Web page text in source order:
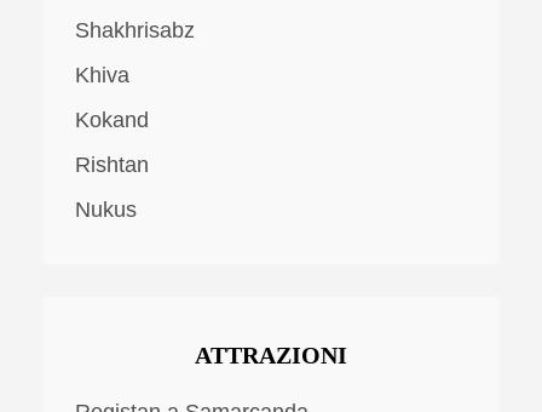
Shakhrisabz
Khiva
Kokand
Rishtan
Nukus
ATTRAZIONI